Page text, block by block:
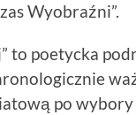
Wyobraźni”.
to poetycka
po